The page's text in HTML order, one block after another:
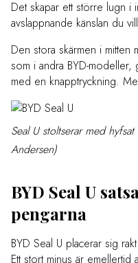
Det skapar ett större lugn
avslappnande känslan du
Den stora skärmen i mitten
som i andra BYD-modeller,
med en knapptryckning.
Seal U stoltserar med
Andersen)
BYD Seal U
pengarna
BYD Seal U placerar sig
Ett stort minus är emellertid